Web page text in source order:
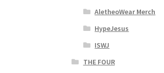
AletheoWear Merch
HypeJesus
ISWJ
THE FOUR